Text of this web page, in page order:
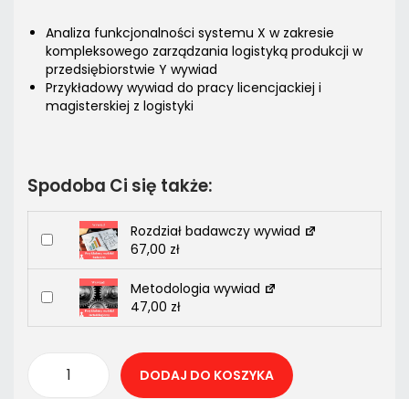
Analiza funkcjonalności systemu X w zakresie
kompleksowego zarządzania logistyką produkcji w
przedsiębiorstwie Y wywiad
Przykładowy wywiad do pracy licencjackiej i
magisterskiej z logistyki
Spodoba Ci się także:
Rozdział badawczy wywiad
67,00 zł
Metodologia wywiad
47,00 zł
DODAJ DO KOSZYKA